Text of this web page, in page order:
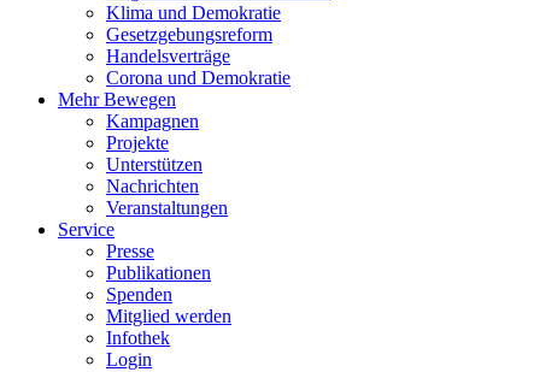
Klima und Demokratie
Gesetzgebungsreform
Handelsverträge
Corona und Demokratie
Mehr Bewegen
Kampagnen
Projekte
Unterstützen
Nachrichten
Veranstaltungen
Service
Presse
Publikationen
Spenden
Mitglied werden
Infothek
Login